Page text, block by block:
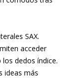
SAX.
acceder
dedos índice.
ideas más